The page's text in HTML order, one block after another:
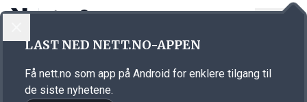
Emne: vindkraft
LAST NED NETT.NO-APPEN
Få nett.no som app på Android for enklere tilgang til
de siste nyhetene.